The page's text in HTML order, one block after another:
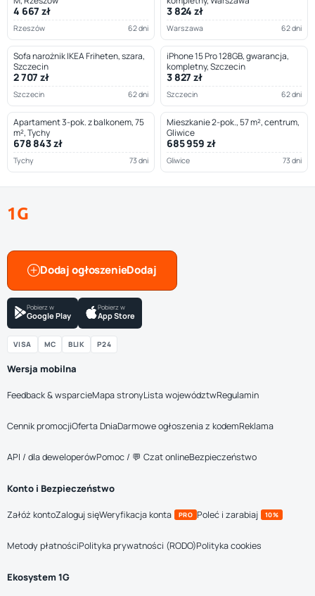
4 667 zł
Rzeszów 62 dni
3 824 zł
Warszawa 62 dni
Sofa narożnik IKEA Friheten, szara,
Szczecin
2 707 zł
Szczecin 62 dni
iPhone 15 Pro 128GB, gwarancja,
kompletny, Szczecin
3 827 zł
Szczecin 62 dni
Apartament 3-pok. z balkonem, 75
m², Tychy
678 843 zł
Tychy 73 dni
Mieszkanie 2-pok., 57 m², centrum,
Gliwice
685 959 zł
Gliwice 73 dni
1G
Dodaj ogłoszenie
Pobierz w
Google Play
Pobierz w
App Store
VISA MC BLIK P24
Wersja mobilna
Feedback & wsparcieMapa stronyLista województwRegulamin
Cennik promocjiOferta DniaDarmowe ogłoszenia z kodemReklama
API / dla deweloperówPomoc / 💬 Czat onlineBezpieczeństwo
Konto i Bezpieczeństwo
Załóż kontoZaloguj sięWeryfikacja konta PRO Poleć i zarabiaj 10%
Metody płatnościPolityka prywatności (RODO)Polityka cookies
Ekosystem 1G